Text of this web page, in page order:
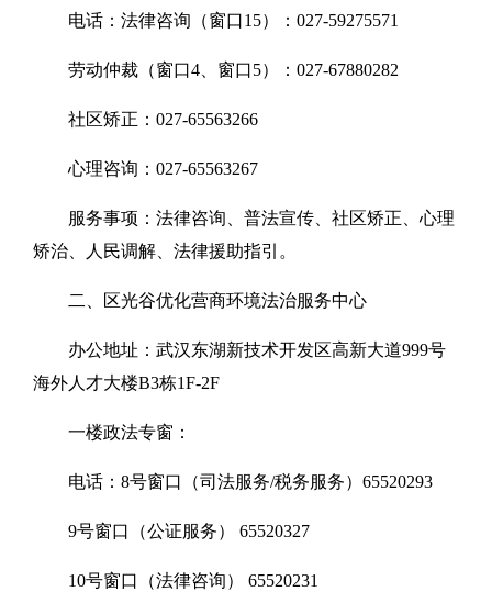
电话：法律咨询（窗口15）：027-59275571
劳动仲裁（窗口4、窗口5）：027-67880282
社区矫正：027-65563266
心理咨询：027-65563267
服务事项：法律咨询、普法宣传、社区矫正、心理
矫治、人民调解、法律援助指引。
二、区光谷优化营商环境法治服务中心
办公地址：武汉东湖新技术开发区高新大道999号
海外人才大楼B3栋1F-2F
一楼政法专窗：
电话：8号窗口（司法服务/税务服务）65520293
9号窗口（公证服务） 65520327
10号窗口（法律咨询） 65520231